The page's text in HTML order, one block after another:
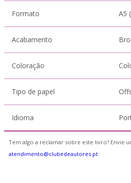
Formato A5
Acabamento
Coloração
Tipo de papel
Idioma
Tem algo a reclamar sobre este livro? Envie
atendimento@clubedeautores.pt